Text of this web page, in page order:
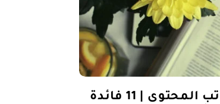
أهمية القراءة لكاتب المحتوى | 11 فائدة